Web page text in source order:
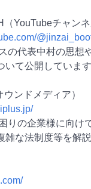
（YouTubeチャンネ
の代表中村の思想
いて公開しています
ウンドメディア）
りの企業様に向け
雑な法制度等を解